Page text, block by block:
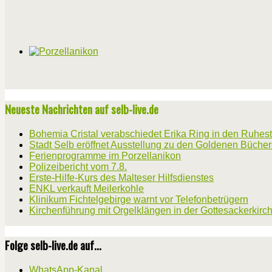
Neueste Nachrichten auf selb-live.de
Bohemia Cristal verabschiedet Erika Ring in den
Stadt Selb eröffnet Ausstellung zu den Goldenen
Ferienprogramme im Porzellanikon
Polizeibericht vom 7.8.
Erste-Hilfe-Kurs des Malteser Hilfsdienstes
ENKL verkauft Meilerkohle
Klinikum Fichtelgebirge warnt vor Telefonbetrügern
Kirchenführung mit Orgelklängen in der
Folge selb-live.de auf...